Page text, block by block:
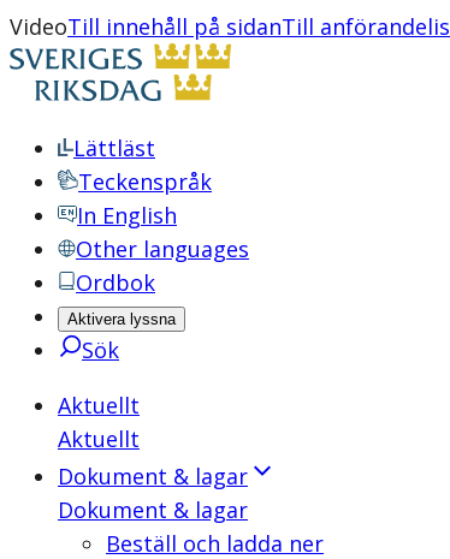
VideoTill innehåll på sidanTill
Lättläst
Teckenspråk
In English
Other languages
Ordbok
Aktivera lyssna
Sök
Aktuellt
Aktuellt
Dokument & lagar
Dokument & lagar
Beställ och ladda ner